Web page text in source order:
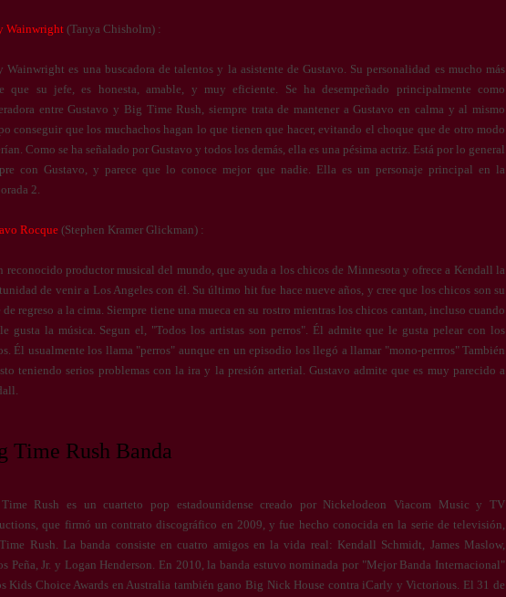
Wainwright (Tanya Chisholm) :
Wainwright es una buscadora de talentos y la asistente de Gustavo. Su personalidad es mucho más
que su jefe, es honesta, amable, y muy eficiente. Se ha desempeñado principalmente como
entre Gustavo y Big Time Rush, siempre trata de mantener a Gustavo en calma y al mismo
conseguir que los muchachos hagan lo que tienen que hacer, evitando el choque que de otro modo
Como se ha señalado por Gustavo y todos los demás, ella es una pésima actriz. Está por lo general
con Gustavo, y parece que lo conoce mejor que nadie. Ella es un personaje principal en la
2.
Rocque (Stephen Kramer Glickman) :
reconocido productor musical del mundo, que ayuda a los chicos de Minnesota y ofrece a Kendall la
de venir a Los Angeles con él. Su último hit fue hace nueve años, y cree que los chicos son su
regreso a la cima. Siempre tiene una mueca en su rostro mientras los chicos cantan, incluso cuando
gusta la música. Segun el, "Todos los artistas son perros". Él admite que le gusta pelear con los
Él usualmente los llama "perros" aunque en un episodio los llegó a llamar "mono-perrros" También
teniendo serios problemas con la ira y la presión arterial. Gustavo admite que es muy parecido a
Time Rush Banda
Rush es un cuarteto pop estadounidense creado por Nickelodeon Viacom Music y TV
que firmó un contrato discográfico en 2009, y fue hecho conocida en la serie de televisión,
Rush. La banda consiste en cuatro amigos en la vida real: Kendall Schmidt, James Maslow,
Peña, Jr. y Logan Henderson. En 2010, la banda estuvo nominada por "Mejor Banda Internacional"
Kids Choice Awards en Australia también gano Big Nick House contra iCarly y Victorious. El 31 de